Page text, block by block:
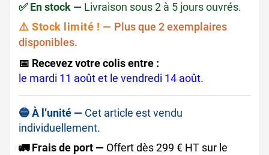
✅ En stock — Livraison sous 2 à 5 jours ouvrés.
⚠️ Stock limité ! — Plus que 2 exemplaires
disponibles.
📅 Recevez votre colis entre :
le mardi 11 août et le vendredi 14 août.
🔵 À l’unité — Cet article est vendu
individuellement.
🚛 Frais de port — Offert dès 299 € HT sur le